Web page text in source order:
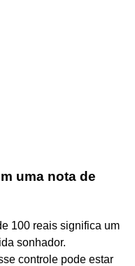
uma nota de
100 reais significa um
sonhador.
controle pode estar